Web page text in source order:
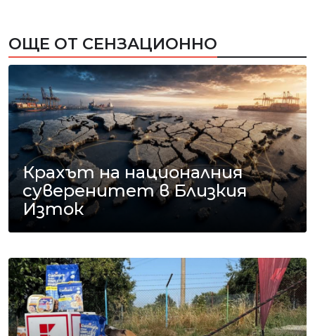
ОЩЕ ОТ СЕНЗАЦИОННО
Крахът на националния
суверенитет в Близкия
Изток